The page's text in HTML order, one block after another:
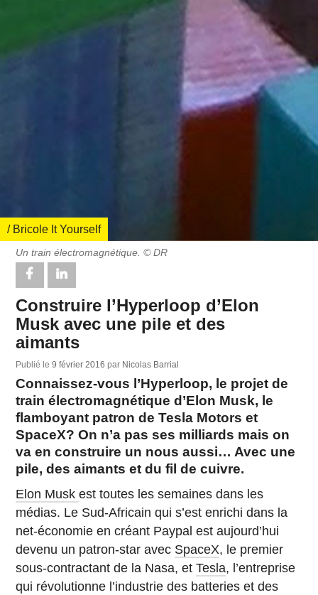
/ Bricole It Yourself
Un train électromagnétique. © DR
Construire l’Hyperloop d’Elon
Musk avec une pile et des
aimants
Publié le9 février 2016par Nicolas Barrial
Connaissez-vous l’Hyperloop, le projet de
train électromagnétique d’Elon Musk, le
flamboyant patron de Tesla Motors et
SpaceX? On n’a pas ses milliards mais on
va en construire un nous aussi… Avec une
pile, des aimants et du fil de cuivre.
Elon Muskest toutes les semaines dans les
médias. Le Sud-Africain qui s’est enrichi dans la
net-économie en créant Paypal est aujourd’hui
devenu un patron-star avec SpaceX, le premier
sous-contractant de la Nasa, etTesla, l’entreprise
qui révolutionne l’industrie des batteries et des